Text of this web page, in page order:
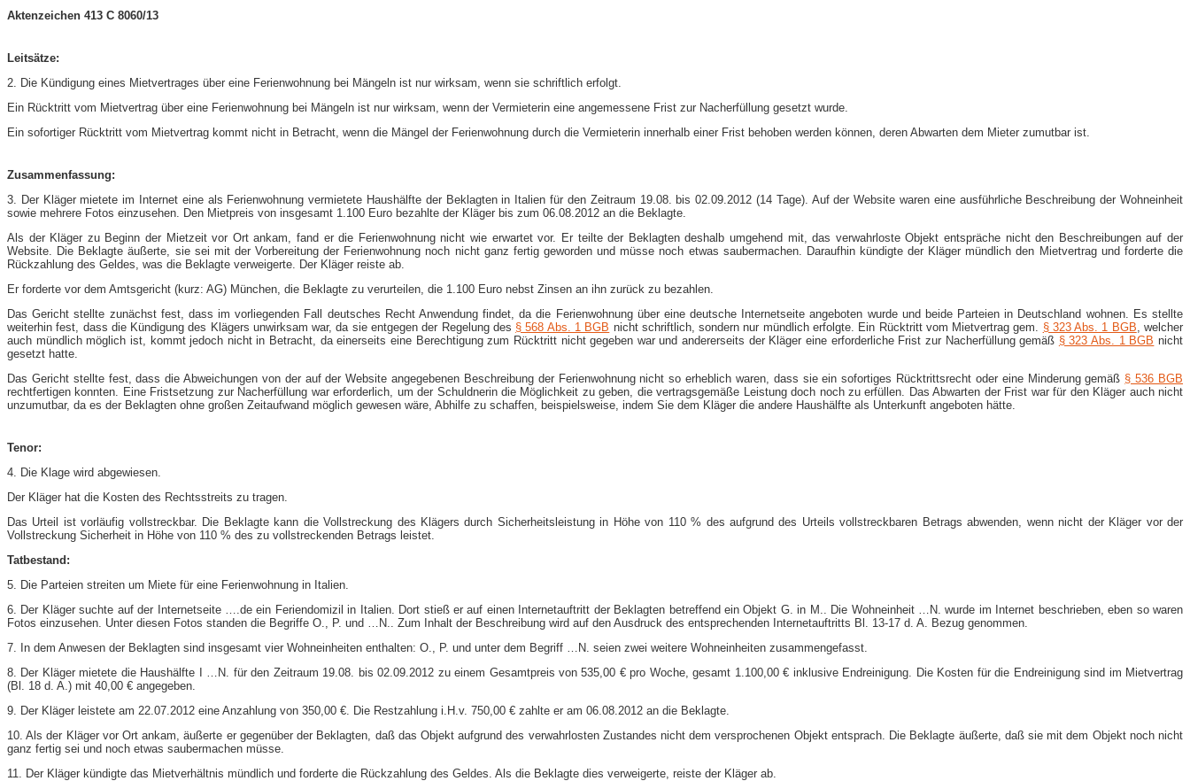
Aktenzeichen 413 C 8060/13
Leitsätze:
2. Die Kündigung eines Mietvertrages über eine Ferienwohnung bei Mängeln ist nur wirksam, wenn sie schriftlich erfolgt.
Ein Rücktritt vom Mietvertrag über eine Ferienwohnung bei Mängeln ist nur wirksam, wenn der Vermieterin eine angemessene Frist zur Nacherfüllung gesetzt wurde.
Ein sofortiger Rücktritt vom Mietvertrag kommt nicht in Betracht, wenn die Mängel der Ferienwohnung durch die Vermieterin innerhalb einer Frist behoben werden können, deren Abwarten dem Mieter zumutbar ist.
Zusammenfassung:
3. Der Kläger mietete im Internet eine als Ferienwohnung vermietete Haushälfte der Beklagten in Italien für den Zeitraum 19.08. bis 02.09.2012 (14 Tage). Auf der Website waren eine ausführliche Beschreibung der Wohneinheit
sowie mehrere Fotos einzusehen. Den Mietpreis von insgesamt 1.100 Euro bezahlte der Kläger bis zum 06.08.2012 an die Beklagte.
Als der Kläger zu Beginn der Mietzeit vor Ort ankam, fand er die Ferienwohnung nicht wie erwartet vor. Er teilte der Beklagten deshalb umgehend mit, das verwahrloste Objekt entspräche nicht den Beschreibungen auf der
Website. Die Beklagte äußerte, sie sei mit der Vorbereitung der Ferienwohnung noch nicht ganz fertig geworden und müsse noch etwas saubermachen. Daraufhin kündigte der Kläger mündlich den Mietvertrag und forderte die
Rückzahlung des Geldes, was die Beklagte verweigerte. Der Kläger reiste ab.
Er forderte vor dem Amtsgericht (kurz: AG) München, die Beklagte zu verurteilen, die 1.100 Euro nebst Zinsen an ihn zurück zu bezahlen.
Das Gericht stellte zunächst fest, dass im vorliegenden Fall deutsches Recht Anwendung findet, da die Ferienwohnung über eine deutsche Internetseite angeboten wurde und beide Parteien in Deutschland wohnen. Es stellte
weiterhin fest, dass die Kündigung des Klägers unwirksam war, da sie entgegen der Regelung des § 568 Abs. 1 BGB nicht schriftlich, sondern nur mündlich erfolgte. Ein Rücktritt vom Mietvertrag gem. § 323 Abs. 1 BGB , welcher
auch mündlich möglich ist, kommt jedoch nicht in Betracht, da einerseits eine Berechtigung zum Rücktritt nicht gegeben war und andererseits der Kläger eine erforderliche Frist zur Nacherfüllung gemäß § 323 Abs. 1 BGB nicht
gesetzt hatte.
Das Gericht stellte fest, dass die Abweichungen von der auf der Website angegebenen Beschreibung der Ferienwohnung nicht so erheblich waren, dass sie ein sofortiges Rücktrittsrecht oder eine Minderung gemäß § 536 BGB
rechtfertigen konnten. Eine Fristsetzung zur Nacherfüllung war erforderlich, um der Schuldnerin die Möglichkeit zu geben, die vertragsgemäße Leistung doch noch zu erfüllen. Das Abwarten der Frist war für den Kläger auch nicht
unzumutbar, da es der Beklagten ohne großen Zeitaufwand möglich gewesen wäre, Abhilfe zu schaffen, beispielsweise, indem Sie dem Kläger die andere Haushälfte als Unterkunft angeboten hätte.
Tenor:
4. Die Klage wird abgewiesen.
Der Kläger hat die Kosten des Rechtsstreits zu tragen.
Das Urteil ist vorläufig vollstreckbar. Die Beklagte kann die Vollstreckung des Klägers durch Sicherheitsleistung in Höhe von 110 % des aufgrund des Urteils vollstreckbaren Betrags abwenden, wenn nicht der Kläger vor der
Vollstreckung Sicherheit in Höhe von 110 % des zu vollstreckenden Betrags leistet.
Tatbestand:
5. Die Parteien streiten um Miete für eine Ferienwohnung in Italien.
6. Der Kläger suchte auf der Internetseite ….de ein Feriendomizil in Italien. Dort stieß er auf einen Internetauftritt der Beklagten betreffend ein Objekt G. in M.. Die Wohneinheit …N. wurde im Internet beschrieben, eben so waren
Fotos einzusehen. Unter diesen Fotos standen die Begriffe O., P. und …N.. Zum Inhalt der Beschreibung wird auf den Ausdruck des entsprechenden Internetauftritts Bl. 13-​17 d. A. Bezug genommen.
7. In dem Anwesen der Beklagten sind insgesamt vier Wohneinheiten enthalten: O., P. und unter dem Begriff …N. seien zwei weitere Wohneinheiten zusammengefasst.
8. Der Kläger mietete die Haushälfte I …N. für den Zeitraum 19.08. bis 02.09.2012 zu einem Gesamtpreis von 535,00 € pro Woche, gesamt 1.100,00 € inklusive Endreinigung. Die Kosten für die Endreinigung sind im Mietvertrag
(Bl. 18 d. A.) mit 40,00 € angegeben.
9. Der Kläger leistete am 22.07.2012 eine Anzahlung von 350,00 €. Die Restzahlung i.H.v. 750,00 € zahlte er am 06.08.2012 an die Beklagte.
10. Als der Kläger vor Ort ankam, äußerte er gegenüber der Beklagten, daß das Objekt aufgrund des verwahrlosten Zustandes nicht dem versprochenen Objekt entsprach. Die Beklagte äußerte, daß sie mit dem Objekt noch nicht
ganz fertig sei und noch etwas saubermachen müsse.
11. Der Kläger kündigte das Mietverhältnis mündlich und forderte die Rückzahlung des Geldes. Als die Beklagte dies verweigerte, reiste der Kläger ab.